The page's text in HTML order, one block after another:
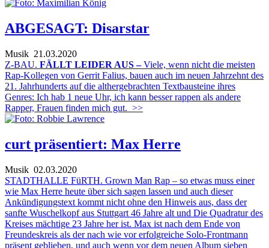
ABGESAGT: Disarstar
Musik 21.03.2020
Z-BAU. FÄLLT LEIDER AUS –Viele, wenn nicht die meisten
Rap-Kollegen von Gerrit Falius, bauen auch im neuen Jahrzehnt des
21. Jahrhunderts auf die althergebrachten Textbausteine ihres
Genres: Ich hab 1 neue Uhr, ich kann besser rappen als andere
Rapper, Frauen finden mich gut. >>
curt präsentiert: Max Herre
Musik 02.03.2020
STADTHALLE FüRTH. Grown Man Rap – so etwas muss einer
wie Max Herre heute über sich sagen lassen und auch dieser
Ankündigungstext kommt nicht ohne den Hinweis aus, dass der
sanfte Wuschelkopf aus Stuttgart 46 Jahre alt und Die Quadratur des
Kreises mächtige 23 Jahre her ist. Max ist nach dem Ende von
Freundeskreis als der nach wie vor erfolgreiche Solo-Frontmann
präsent geblieben, und auch wenn vor dem neuen Album sieben